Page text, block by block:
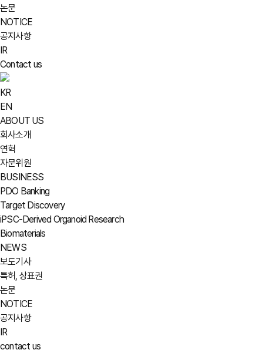
논문
NOTICE
공지사항
IR
Contact us
KR
EN
ABOUT US
회사소개
연혁
자문위원
BUSINESS
PDO Banking
Target Discovery
iPSC-Derived Organoid Research
Biomaterials
NEWS
보도기사
특허, 상표권
논문
NOTICE
공지사항
IR
contact us